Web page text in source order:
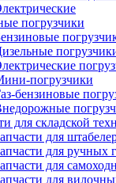
погрузчики
погрузчики
бензиновые
для складской
для
для ручных
для
для